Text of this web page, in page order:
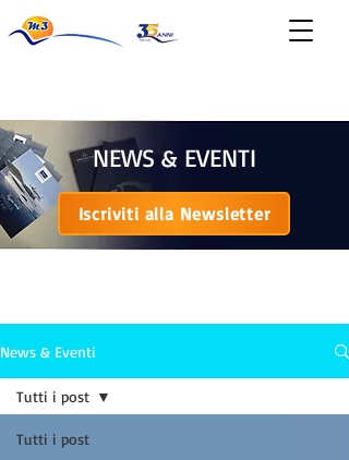
NEWS & EVENTI
Iscriviti alla Newsletter
News & Eventi
Tutti i post
Tutti i post